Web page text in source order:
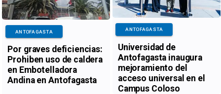
Por graves deficiencias:
Prohiben uso de caldera
en Embotelladora
Andina en Antofagasta
ANTOFAGASTA
Universidad de
Antofagasta inaugura
mejoramiento del
acceso universal en el
Campus Coloso
ANTOFAGASTA